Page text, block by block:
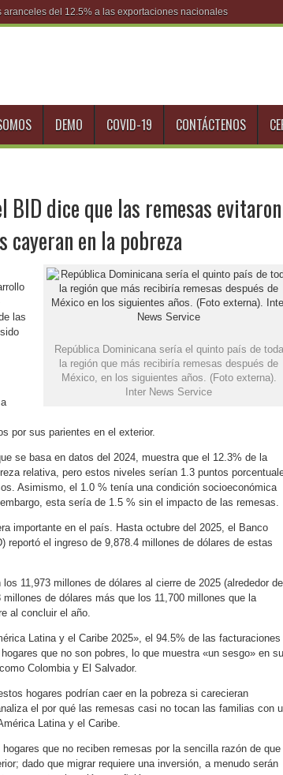
del 12.5% a las exportaciones nacionales
DEMO COVID-19 CONTÁCTENOS
BID dice que las remesas evitaron
en la pobreza
República Dominicana sería el quinto país de toda
la región que más recibiría remesas después de
México, en los siguientes años. (Foto externa).
Inter News Service
las
por sus parientes en el exterior.
se basa en datos del 2024, muestra que el 12.3% de la
relativa, pero estos niveles serían 1.3 puntos
Asimismo, el 1.0 % tenía una condición socioeconómica
esta sería de 1.5 % sin el impacto de las remesas.
importante en el país. Hasta octubre del 2025, el Banco
reportó el ingreso de 9,878.4 millones de dólares de estas
11,973 millones de dólares al cierre de 2025 (alrededor del
de dólares más que los 11,700 millones que la
al concluir el año.
Latina y el Caribe 2025», el 94.5% de las facturaciones
que no son pobres, lo que muestra «un sesgo» en su
Colombia y El Salvador.
hogares podrían caer en la pobreza si carecieran
el por qué las remesas casi no tocan las familias con
Latina y el Caribe.
que no reciben remesas por la sencilla razón de que
dado que migrar requiere una inversión, a menudo serán